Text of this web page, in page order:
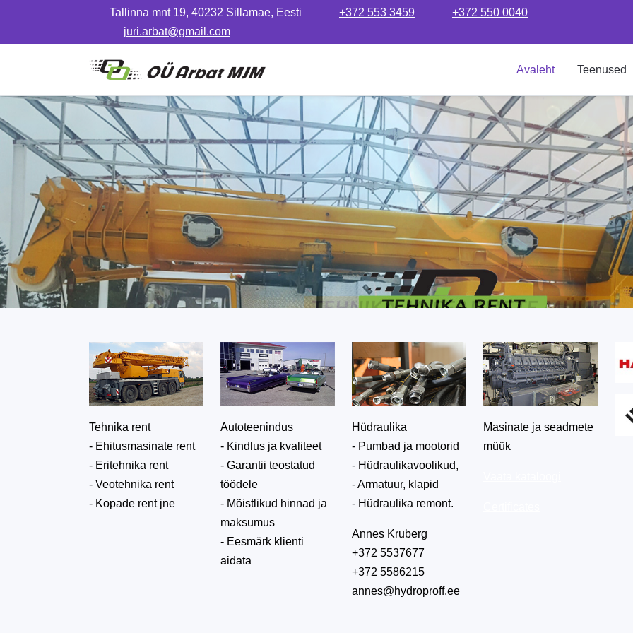
Tallinna mnt 19, 40232 Sillamae, Eesti +372 553 3459
+372 550 0040
juri.arbat@gmail.com
Avaleht Teenused
Tehnika rent
- Ehitusmasinate rent
- Eritehnika rent
- Veotehnika rent
- Kopade rent jne
Autoteenindus
- Kindlus ja kvaliteet
- Garantii teostatud
töödele
- Mõistlikud hinnad ja
maksumus
- Eesmärk klienti
aidata
Hüdraulika
- Pumbad ja mootorid
- Hüdraulikavoolikud,
- Armatuur, klapid
- Hüdraulika remont.
Annes Kruberg
+372 5537677
+372 5586215
annes@hydroproff.ee
Masinate ja seadmete
müük